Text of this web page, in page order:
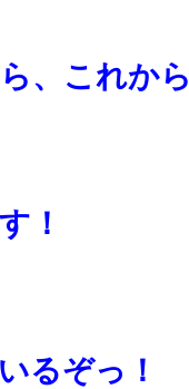
、これか
！
るぞっ！